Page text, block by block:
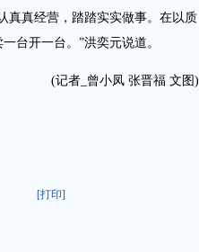
真经营，踏踏实实做事。在以质
台开一台。”洪奕元说道。
(记者_曾小凤 张晋福 文图)
[打印]